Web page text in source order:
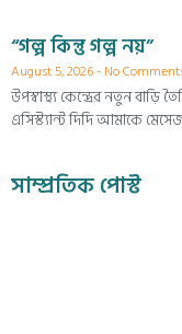
“গল্প কিন্তু গল্প নয়”
August 5, 2026 No
উপস্বাস্থ্য কেন্দ্রের নতুন বাড়ি
এসিস্ট্যান্ট দিদি আমাকে
সাম্প্রতিক পোস্ট